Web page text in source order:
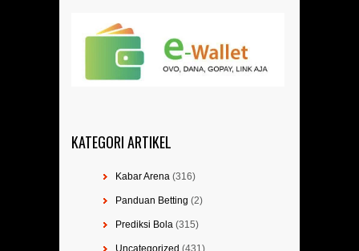
KATEGORI ARTIKEL
Kabar Arena (316)
Panduan Betting (2)
Prediksi Bola (315)
Uncategorized (431)